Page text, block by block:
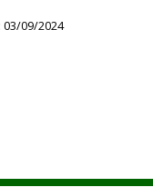
09/2024